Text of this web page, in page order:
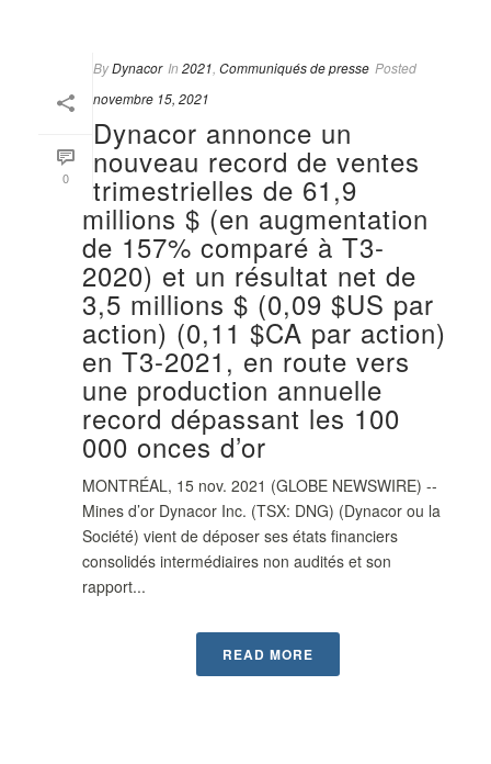
0
ByDynacor In 2021 Communiqués de presse Posted
novembre 15, 2021
Dynacor annonce un
nouveau record de ventes
trimestrielles de 61,9
millions $ (en augmentation
de 157% comparé à T3-
2020) et un résultat net de
3,5 millions $ (0,09 $US par
action) (0,11 $CA par action)
en T3-2021, en route vers
une production annuelle
record dépassant les 100
000 onces d’or
MONTRÉAL, 15 nov. 2021 (GLOBE NEWSWIRE) --
Mines d’or Dynacor Inc. (TSX: DNG) (Dynacor ou la
Société) vient de déposer ses états financiers
consolidés intermédiaires non audités et son
rapport...
READ MORE